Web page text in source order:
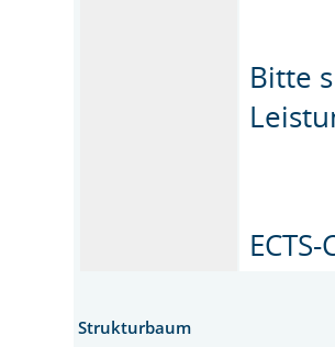
Bitte
Strukturbaum